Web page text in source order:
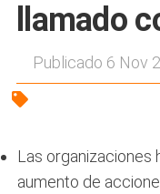
llamado
Publicado 6 Nov
Las organizaciones
aumento de